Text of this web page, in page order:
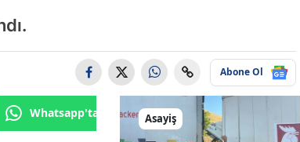
Abone Ol
Whatsapp'tan GönderAsayiş